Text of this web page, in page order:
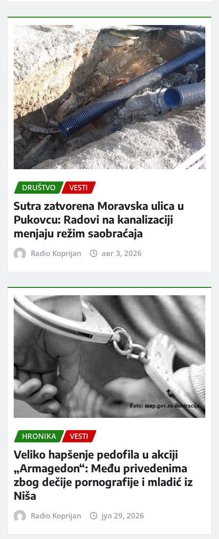
DRUŠTVO VESTI
Sutra zatvorena Moravska ulica u
Pukovcu: Radovi na kanalizaciji
menjaju režim saobraćaja
Radio Koprijan авг 3, 2026
HRONIKA VESTI
Veliko hapšenje pedofila u akciji
„Armagedon“: Među privedenima
zbog dečije pornografije i mladić iz
Niša
Radio Koprijan јул 29, 2026